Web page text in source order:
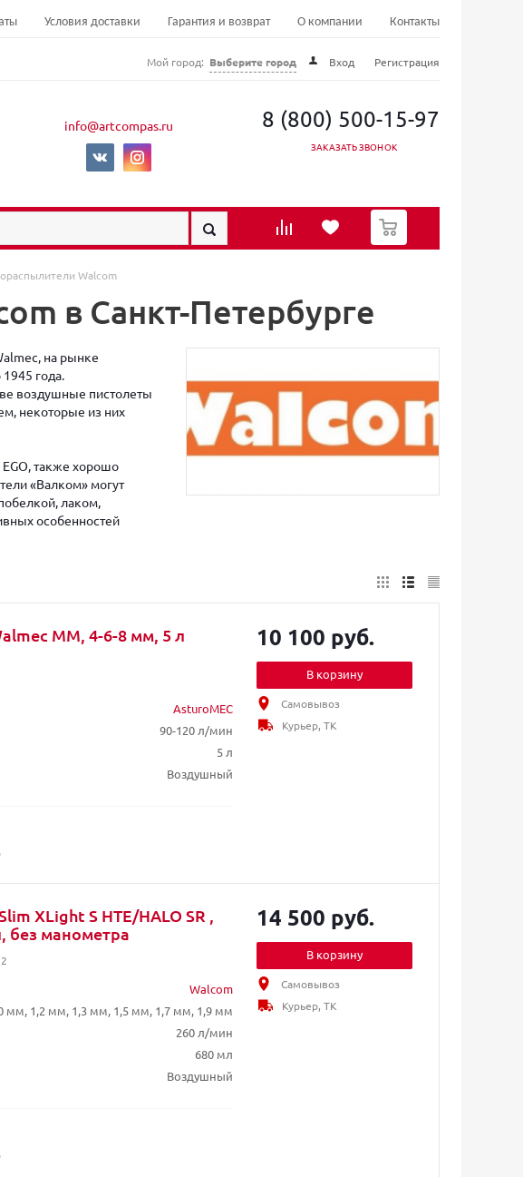
Условия доставки Гарантия и возврат О компании Контакты
Мой город: Выберите город Вход Регистрация
info@artcompas.ru 8 (800) 500-15-97
ЗАКАЗАТЬ ЗВОНОК
0
Walcom
в Санкт-Петербурге
на рынке
года.
воздушные пистолеты
некоторые из них
также хорошо
«Валком» могут
лаком,
особенностей
MM, 4-6-8 мм, 5 л
AsturoMEC
90-120 л/мин
5 л
Воздушный
10 100 руб.
В корзину
Самовывоз
Курьер, ТК
XLight S HTE/HALO SR ,
без манометра
Walcom
мм, 1,2 мм, 1,3 мм, 1,5 мм, 1,7 мм, 1,9 мм
260 л/мин
680 мл
Воздушный
14 500 руб.
В корзину
Самовывоз
Курьер, ТК